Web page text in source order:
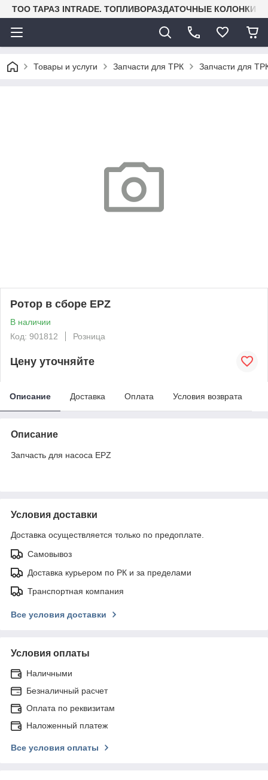
TOO ТАРАЗ INTRADE. ТОПЛИВОРАЗДАТОЧНЫЕ КОЛОНКИ
Товары и услуги Запчасти для ТРК Запчасти для
Ротор в сборе EPZ
В наличии
Код: 901812
Розница
Цену уточняйте
Описание Доставка Оплата Условия возврата
Описание
Запчасть для насоса EPZ
Условия доставки
Доставка осуществляется только по предоплате.
Самовывоз
Доставка курьером по РК и за пределами
Транспортная компания
Все условия доставки
Условия оплаты
Наличными
Безналичный расчет
Оплата по реквизитам
Наложенный платеж
Все условия оплаты